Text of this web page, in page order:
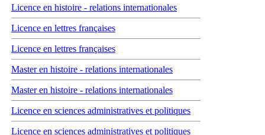
Licence en histoire - relations internationales
Licence en lettres françaises
Licence en lettres françaises
Master en histoire - relations internationales
Master en histoire - relations internationales
Licence en sciences administratives et politiques
Licence en sciences administratives et politiques